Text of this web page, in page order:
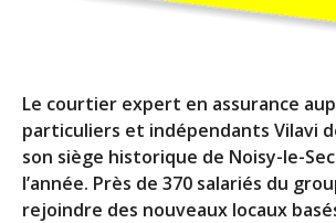
Le courtier expert en assurance
particuliers et indépendants Vilavi
son siège historique de Noisy-le-Sec
l’année. Près de 370 salariés du
rejoindre des nouveaux locaux